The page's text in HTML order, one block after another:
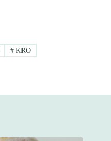
# KRO